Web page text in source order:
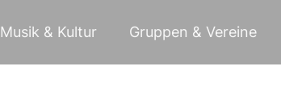
Musik & Kultur Gruppen & Vereine